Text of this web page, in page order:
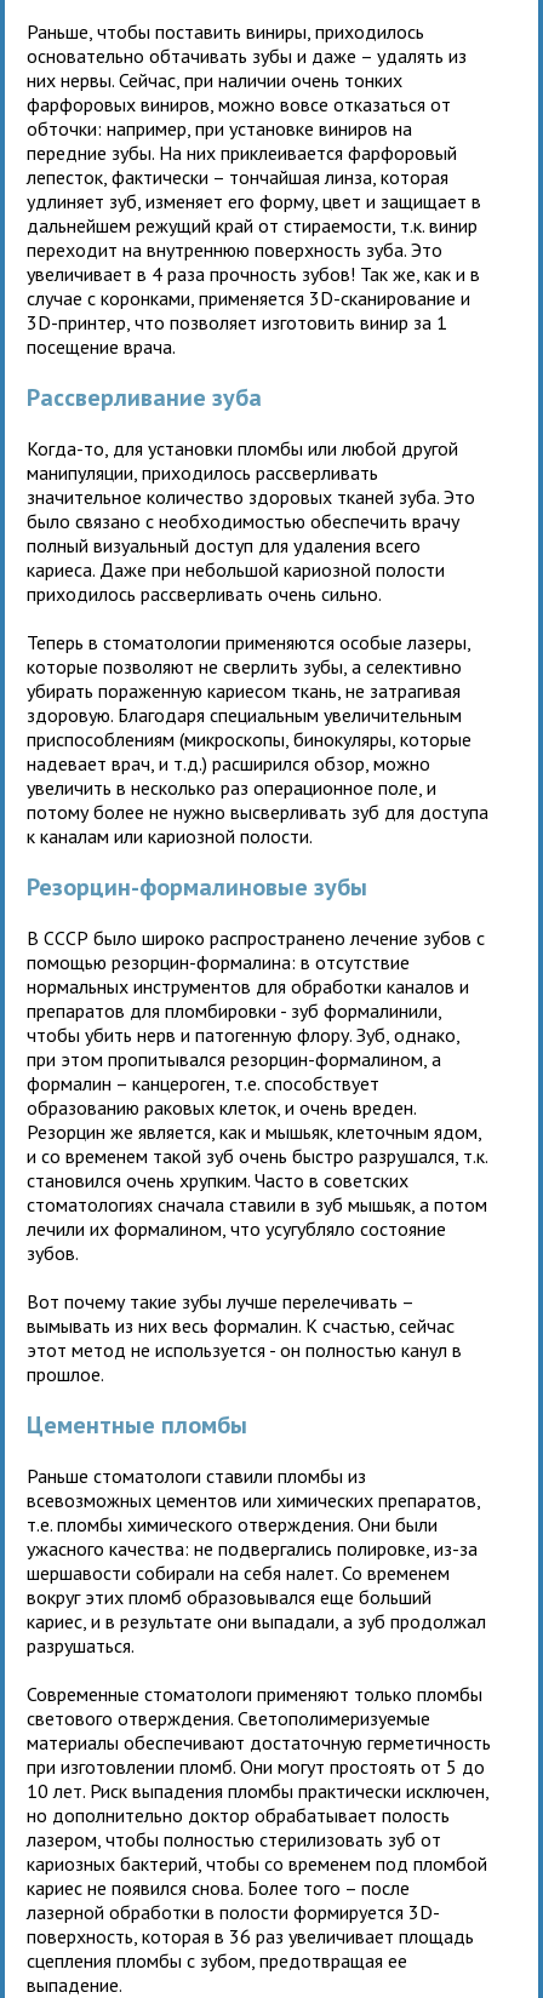
Раньше, чтобы поставить виниры, приходилось
основательно обтачивать зубы и даже – удалять из
них нервы. Сейчас, при наличии очень тонких
фарфоровых виниров, можно вовсе отказаться от
обточки: например, при установке виниров на
передние зубы. На них приклеивается фарфоровый
лепесток, фактически – тончайшая линза, которая
удлиняет зуб, изменяет его форму, цвет и защищает в
дальнейшем режущий край от стираемости, т.к. винир
переходит на внутреннюю поверхность зуба. Это
увеличивает в 4 раза прочность зубов! Так же, как и в
случае с коронками, применяется 3D-сканирование и
3D-принтер, что позволяет изготовить винир за 1
посещение врача.
Рассверливание зуба
Когда-то, для установки пломбы или любой другой
манипуляции, приходилось рассверливать
значительное количество здоровых тканей зуба. Это
было связано с необходимостью обеспечить врачу
полный визуальный доступ для удаления всего
кариеса. Даже при небольшой кариозной полости
приходилось рассверливать очень сильно.
Теперь в стоматологии применяются особые лазеры,
которые позволяют не сверлить зубы, а селективно
убирать пораженную кариесом ткань, не затрагивая
здоровую. Благодаря специальным увеличительным
приспособлениям (микроскопы, бинокуляры, которые
надевает врач, и т.д.) расширился обзор, можно
увеличить в несколько раз операционное поле, и
потому более не нужно высверливать зуб для доступа
к каналам или кариозной полости.
Резорцин-формалиновые зубы
В СССР было широко распространено лечение зубов с
помощью резорцин-формалина: в отсутствие
нормальных инструментов для обработки каналов и
препаратов для пломбировки - зуб формалинили,
чтобы убить нерв и патогенную флору. Зуб, однако,
при этом пропитывался резорцин-формалином, а
формалин – канцероген, т.е. способствует
образованию раковых клеток, и очень вреден.
Резорцин же является, как и мышьяк, клеточным ядом,
и со временем такой зуб очень быстро разрушался, т.к.
становился очень хрупким. Часто в советских
стоматологиях сначала ставили в зуб мышьяк, а потом
лечили их формалином, что усугубляло состояние
зубов.
Вот почему такие зубы лучше перелечивать –
вымывать из них весь формалин. К счастью, сейчас
этот метод не используется - он полностью канул в
прошлое.
Цементные пломбы
Раньше стоматологи ставили пломбы из
всевозможных цементов или химических препаратов,
т.е. пломбы химического отверждения. Они были
ужасного качества: не подвергались полировке, из-за
шершавости собирали на себя налет. Со временем
вокруг этих пломб образовывался еще больший
кариес, и в результате они выпадали, а зуб продолжал
разрушаться.
Современные стоматологи применяют только пломбы
светового отверждения. Светополимеризуемые
материалы обеспечивают достаточную герметичность
при изготовлении пломб. Они могут простоять от 5 до
10 лет. Риск выпадения пломбы практически исключен,
но дополнительно доктор обрабатывает полость
лазером, чтобы полностью стерилизовать зуб от
кариозных бактерий, чтобы со временем под пломбой
кариес не появился снова. Более того – после
лазерной обработки в полости формируется 3D-
поверхность, которая в 36 раз увеличивает площадь
сцепления пломбы с зубом, предотвращая ее
выпадение.